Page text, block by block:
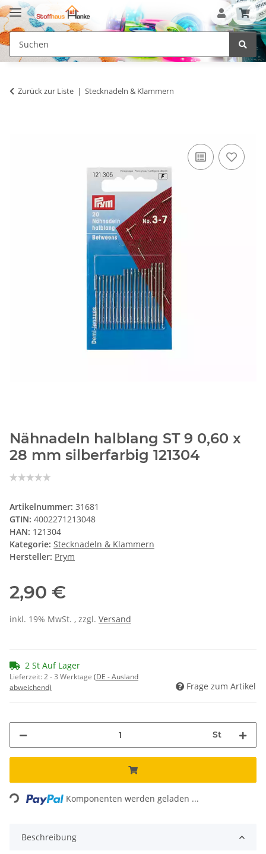
Zurück zur Liste Stecknadeln & Klammern
Nähnadeln halblang ST 9 0,60 x
28 mm silberfarbig 121304
Artikelnummer: 31681
GTIN: 4002271213048
HAN: 121304
Kategorie: Stecknadeln & Klammern
Hersteller: Prym
2,90 €
inkl. 19% MwSt. , zzgl. Versand
2 St Auf Lager
Lieferzeit:2 - 3 Werktage (DE - Ausland
abweichend)
Frage zum Artikel
St
Loading... Komponenten werden geladen ...
Beschreibung